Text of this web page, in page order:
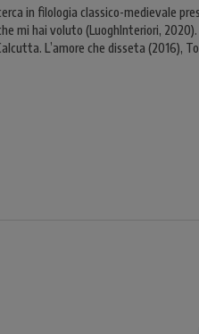
in filologia classico-medievale
mi hai voluto (LuoghInteriori,
L’amore che disseta (2016),